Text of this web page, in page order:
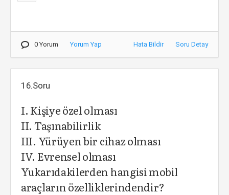
0 Yorum Yorum Yap Hata Bildir Soru Detay
16.Soru
I. Kişiye özel olması
II. Taşınabilirlik
III. Yürüyen bir cihaz olması
IV. Evrensel olması
Yukarıdakilerden hangisi mobil
araçların özelliklerindendir?